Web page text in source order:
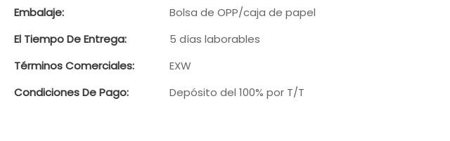
Embalaje:
Bolsa de OPP/caja de papel
El Tiempo De Entrega:
5 días laborables
Términos Comerciales:
EXW
Condiciones De Pago:
Depósito del 100% por T/T